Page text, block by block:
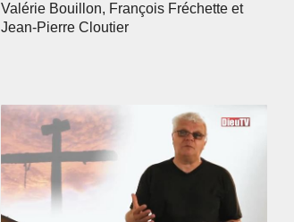
Valérie Bouillon, François Fréchette et
Jean-Pierre Cloutier